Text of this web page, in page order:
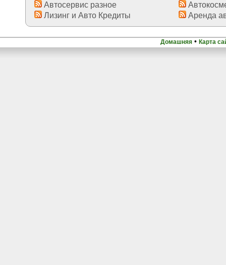
Автосервис разное
Лизинг и Авто Кредиты
Аренда
Домашняя • Карта